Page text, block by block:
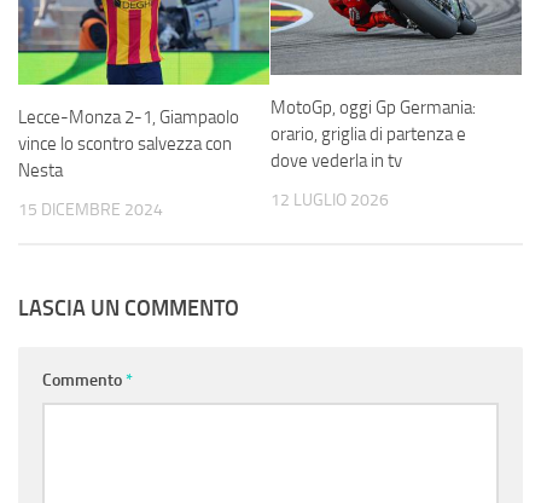
Lecce-Monza 2-1, Giampaolo
vince lo scontro salvezza con
Nesta
15 DICEMBRE 2024
MotoGp, oggi Gp Germania:
orario, griglia di partenza e
dove vederla in tv
12 LUGLIO 2026
LASCIA UN COMMENTO
Commento*